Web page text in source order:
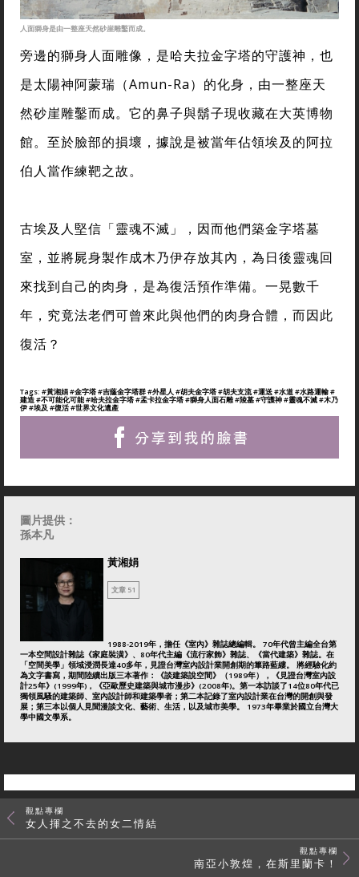
人面獅身是由一整座天然砂崖雕鑿而成。
旁邊的獅身人面雕像，是哈夫拉金字塔的守護神，也
是太陽神阿蒙瑞（Amun-Ra）的化身，由一整座天
然砂崖雕鑿而成。它的鼻子與鬍子現收藏在大英博物
館。至於臉部的損壞，據說是被當年佔領埃及的阿拉
伯人當作練靶之故。
古埃及人堅信「靈魂不滅」，因而他們築金字塔墓
室，並將屍身製作成木乃伊存放其內，為日後靈魂回
來找到自己的肉身，是為復活預作準備。一晃數千
年，究竟法老們可曾來此與他們的肉身合體，而因此
復活？
Tags: #黃湘娟#金字塔#吉蕯金字塔群#外星人#胡夫金字塔#胡夫支流#運送#水道#水路運輸#
建造#不可能化可能#哈夫拉金字塔#孟卡拉金字塔#獅身人面石雕#陵墓#守護神#靈魂不滅#木乃
伊#埃及#復活#世界文化遺產
圖片提供：
孫本凡
黃湘娟
文章 51
1988-2019年，擔任《室內》雜誌總編輯。 70年代曾主編全台第
一本空間設計雜誌《家庭裝潢》、80年代主編《流行家飾》雜誌、《當代建築》雜誌。在
「空間美學」領域浸潤長達40多年，見證台灣室內設計業開創期的篳路藍縷。 將經驗化約
為文字書寫，期間陸續出版三本著作：《談建築說空間》（1989年），《見證台灣室內設
計25年》(1999年)，《亞歐歷史建築與城市漫步》(2008年)。第一本訪談了14位80年代已
獨領風騷的建築師、室內設計師和建築學者；第二本記錄了室內設計業在台灣的開創與發
展；第三本以個人見聞漫談文化、藝術、生活，以及城市美學。 1973年畢業於國立台灣大
學中國文學系。
觀點專欄
女人揮之不去的女二情結
觀點專欄
南亞小敦煌，在斯里蘭卡！